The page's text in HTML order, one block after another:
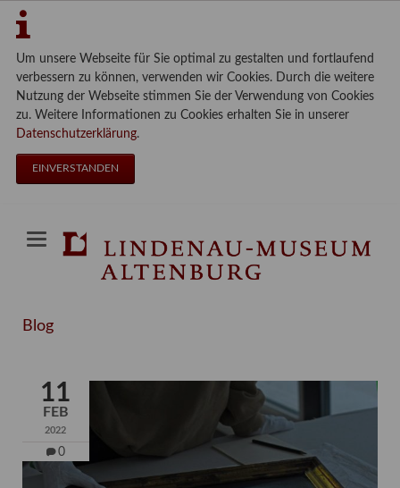
Um unsere Webseite für Sie optimal zu gestalten und fortlaufend
verbessern zu können, verwenden wir Cookies. Durch die weitere
Nutzung der Webseite stimmen Sie der Verwendung von Cookies
zu. Weitere Informationen zu Cookies erhalten Sie in unserer
Datenschutzerklärung.
EINVERSTANDEN
Blog
11
FEB
2022
0